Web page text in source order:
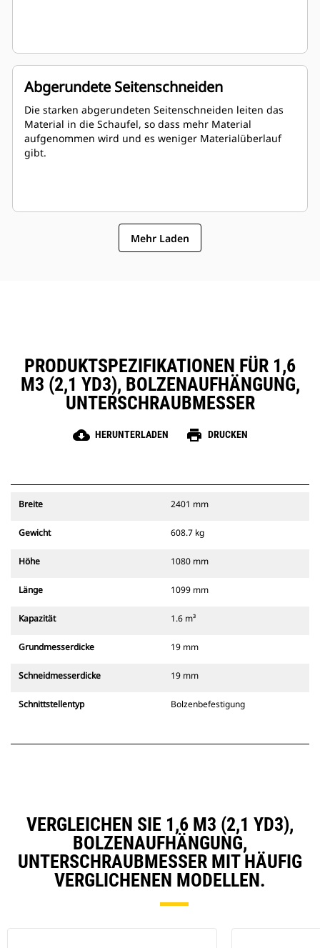
Abgerundete Seitenschneiden
Die starken abgerundeten Seitenschneiden leiten das
Material in die Schaufel, so dass mehr Material
aufgenommen wird und es weniger Materialüberlauf
gibt.
Mehr Laden
PRODUKTSPEZIFIKATIONEN FÜR 1,6
M3 (2,1 YD3), BOLZENAUFHÄNGUNG,
UNTERSCHRAUBMESSER
cloud_download HERUNTERLADEN print DRUCKEN
Breite 2401 mm
Gewicht 608.7 kg
Höhe 1080 mm
Länge 1099 mm
Kapazität 1.6 m³
Grundmesserdicke 19 mm
Schneidmesserdicke 19 mm
Schnittstellentyp Bolzenbefestigung
VERGLEICHEN SIE 1,6 M3 (2,1 YD3),
BOLZENAUFHÄNGUNG,
UNTERSCHRAUBMESSER MIT HÄUFIG
VERGLICHENEN MODELLEN.